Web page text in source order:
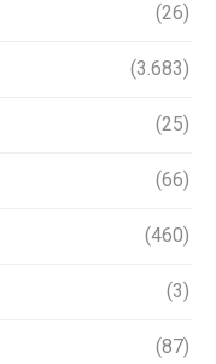
(26)
(3.683)
(25)
(66)
(460)
(3)
(87)